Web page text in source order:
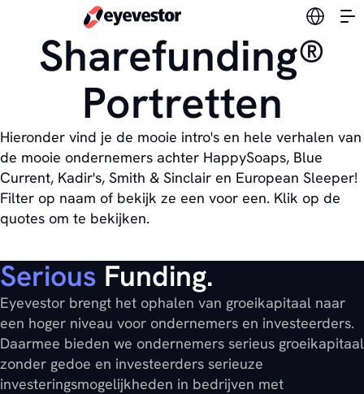
Sharefunding®
Portretten
Hieronder vind je de mooie intro's en hele verhalen van
de mooie ondernemers achter HappySoaps, Blue
Current, Kadir's, Smith & Sinclair en European Sleeper!
Filter op naam of bekijk ze een voor een. Klik op de
quotes om te bekijken.
Serious Funding.
Eyevestor brengt het ophalen van groeikapitaal naar
een hoger niveau voor ondernemers en investeerders.
Daarmee bieden we ondernemers serieus groeikapitaal
zonder gedoe en investeerders serieuze
investeringsmogelijkheden in bedrijven met